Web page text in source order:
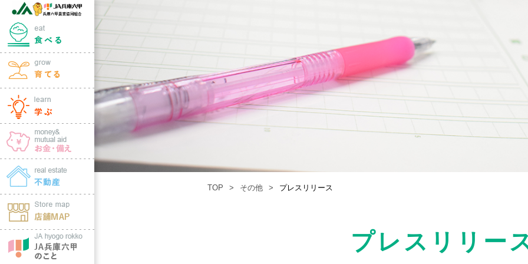
TOP その他 プレスリリース
プレスリリー